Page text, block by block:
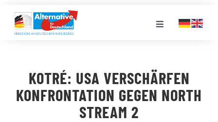
Inhalt
springen
Toggle
LANDESGRUPPEN
KOTRÉ: USA VERSCHÄRFEN
KONFRONTATION GEGEN NORTH
STREAM 2